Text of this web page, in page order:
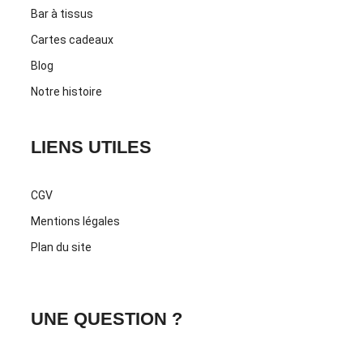
Bar à tissus
Cartes cadeaux
Blog
Notre histoire
LIENS UTILES
CGV
Mentions légales
Plan du site
UNE QUESTION ?